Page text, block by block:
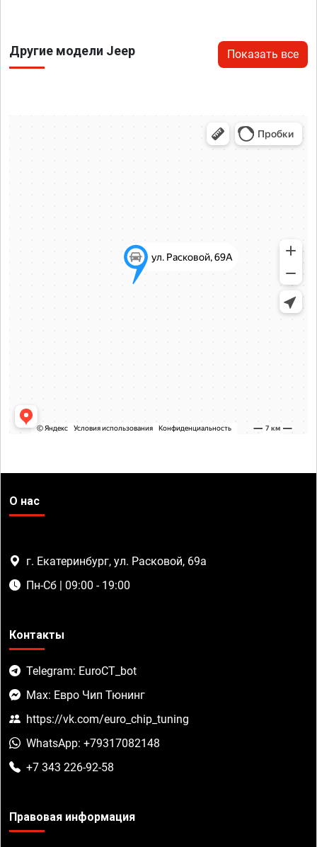
Другие модели Jeep Показать все
О нас
г. Екатеринбург, ул. Расковой, 69а
Пн-Сб | 09:00 - 19:00
Контакты
Telegram: EuroCT_bot
Max: Евро Чип Тюнинг
https://vk.com/euro_chip_tuning
WhatsApp: +79317082148
+7 343 226-92-58
Правовая информация